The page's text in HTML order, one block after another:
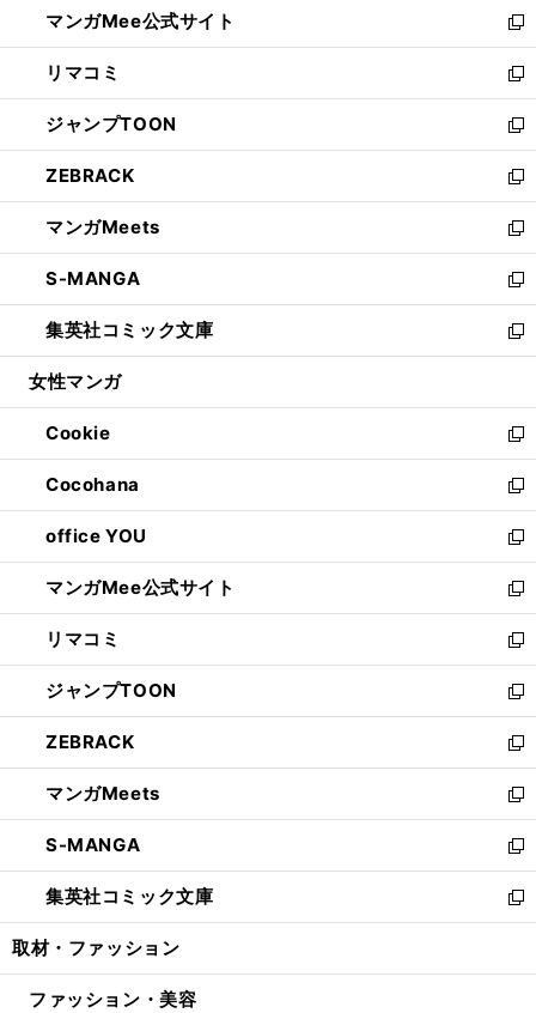
く
ド
ウ
で
開
く
ィ
ン
ド
ウ
で
開
く
い
ウ
ィ
ン
ド
ウ
で
開
く
マンガMee公式サイト
新
し
い
ウ
ィ
ン
ド
ウ
で
開
く
リマコミ
新
し
い
ウ
ィ
ン
ド
ウ
で
開
く
ジャンプTOON
新
し
い
ウ
ィ
ン
ド
ウ
で
開
ZEBRACK
新
し
い
ウ
ィ
ン
ド
ウ
開
く
マンガMeets
新
し
い
ウ
ィ
ン
ウ
で
開
く
S-MANGA
新
し
い
ウ
ン
ド
ウ
で
開
く
集英社コミック文庫
新
し
ウ
ィ
ン
ド
ウ
で
開
く
女性マンガ
Cookie
新
し
い
ウ
ィ
ン
ド
ウ
で
開
く
Cocohana
新
し
い
ウ
ィ
ン
ド
ウ
で
開
く
office YOU
新
し
い
ウ
ィ
ン
ド
ウ
で
開
く
マンガMee公式サイト
新
し
い
ウ
ィ
ン
ド
ウ
で
開
く
リマコミ
新
し
い
ウ
ィ
ン
ド
ウ
で
開
く
ジャンプTOON
新
し
い
ウ
ィ
ン
ド
ウ
で
開
ZEBRACK
新
し
い
ウ
ィ
ン
ド
ウ
開
マンガMeets
新
し
い
ウ
ィ
ン
ウ
S-MANGA
新
し
い
ウ
ン
集英社コミック文庫
新
し
ウ
取材・ファッション
ファッション・美容